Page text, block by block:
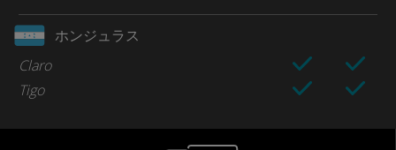
ホンジュラス
Claro
Tigo